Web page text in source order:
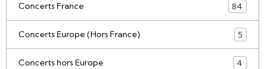
Concerts France 84
Concerts Europe (Hors France) 5
Concerts hors Europe 4